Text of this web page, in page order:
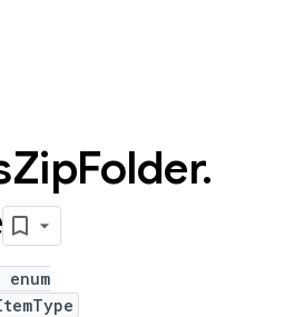
ZipFolder.